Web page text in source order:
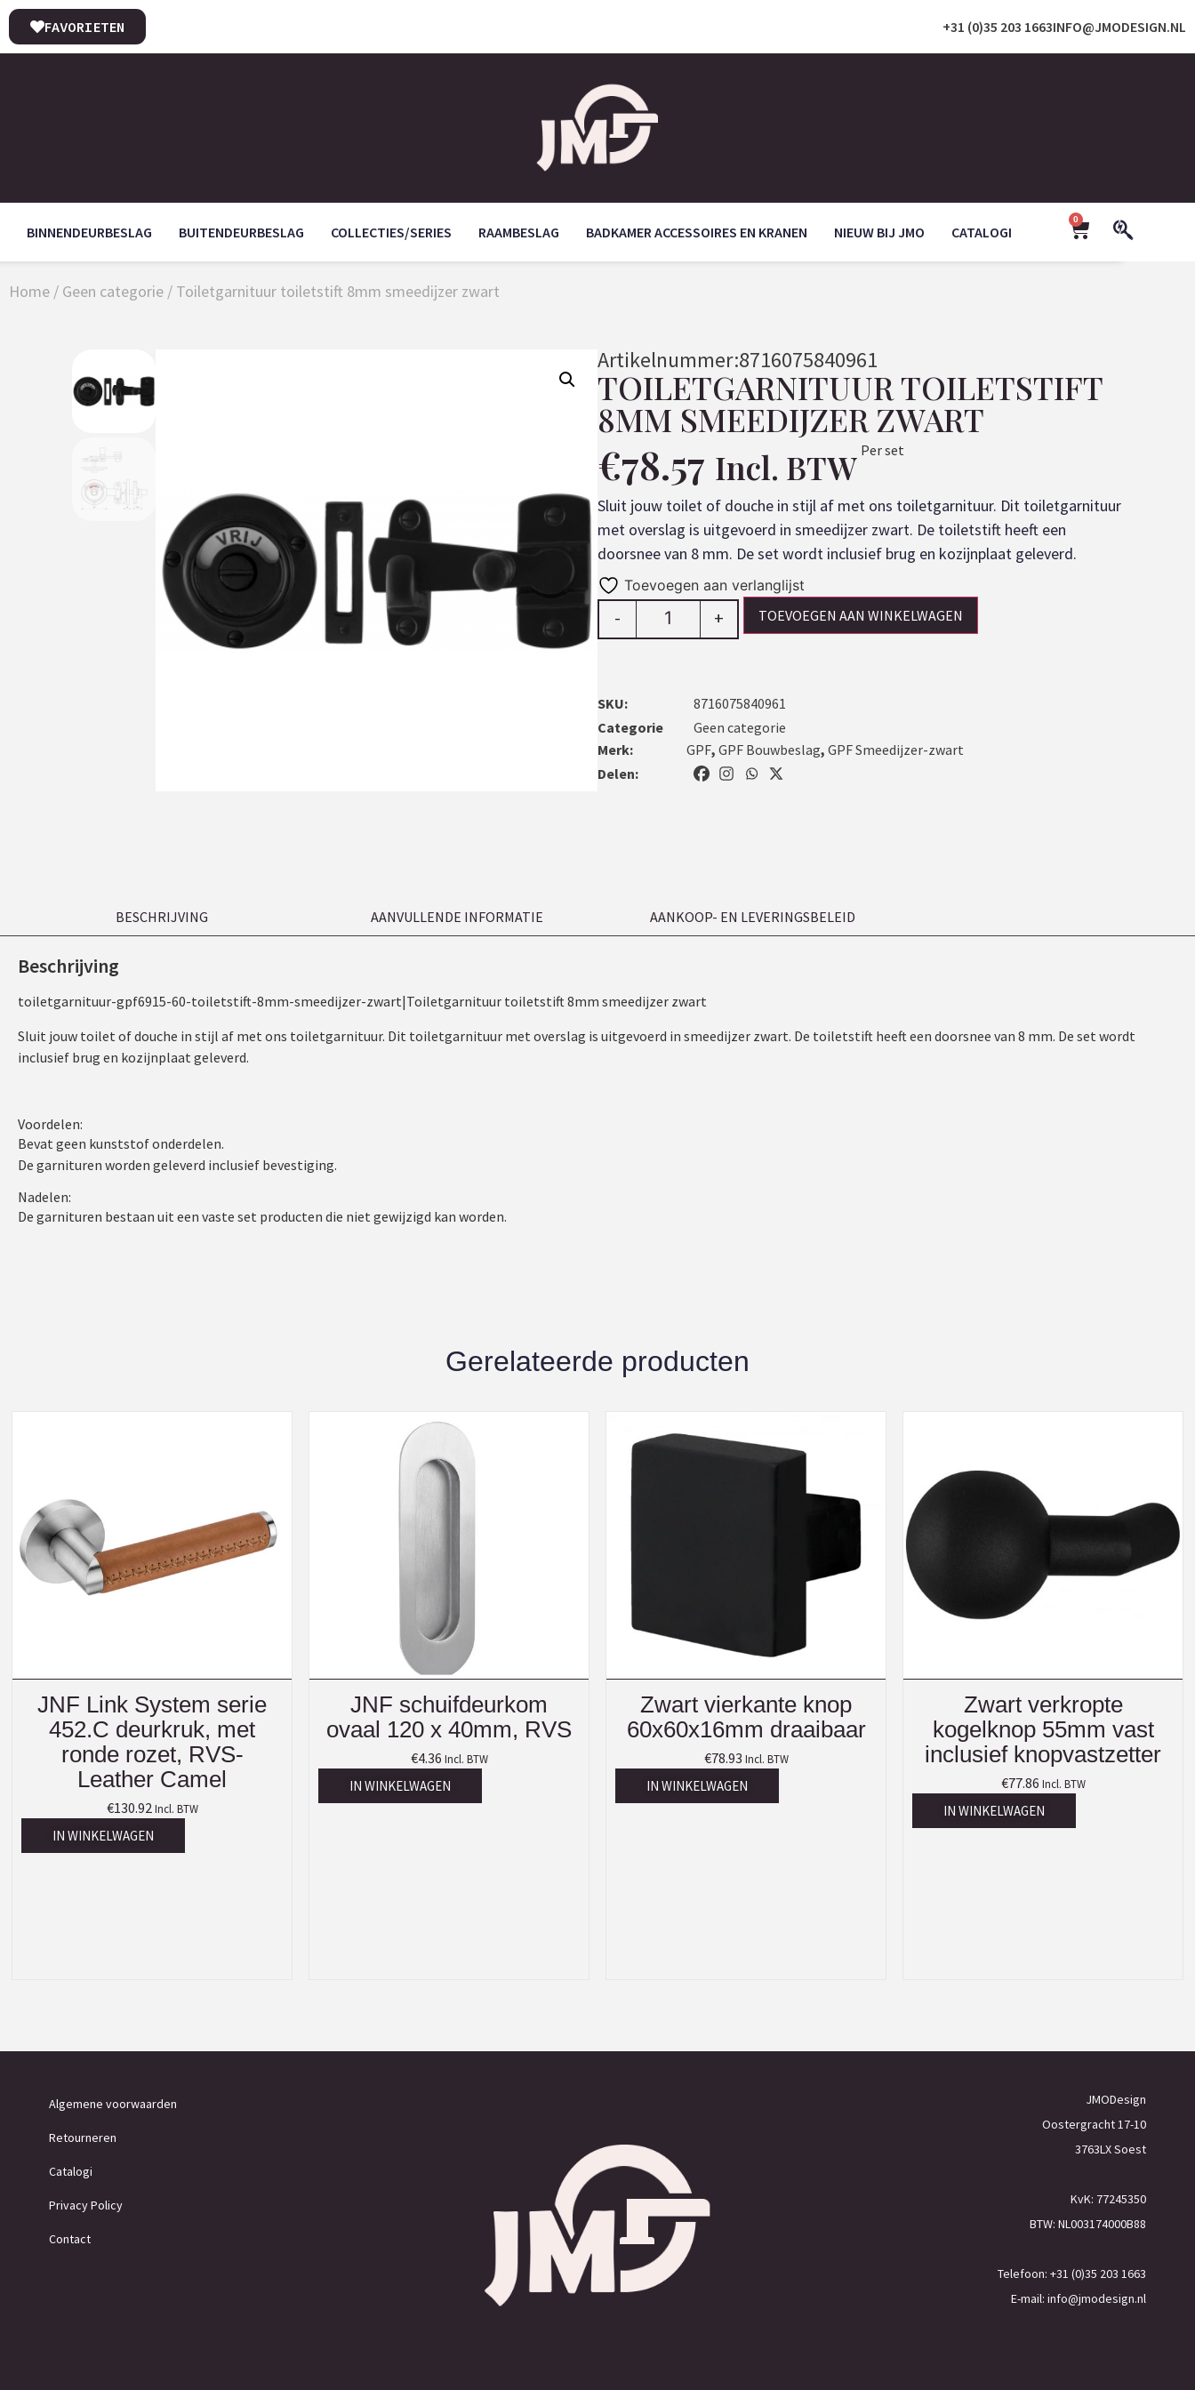
INFO@JMODESIGN.NL
+31 (0)35 203 1663
FAVORIETEN
BINNENDEURBESLAG BUITENDEURBESLAG COLLECTIES/SERIES RAAMBESLAG BADKAMER ACCESSOIRES EN KRANEN NIEUW BIJ JMO CATALOGI
0
Home / Geen categorie / Toiletgarnituur toiletstift 8mm smeedijzer zwart
Artikelnummer:8716075840961
TOILETGARNITUUR TOILETSTIFT
8MM SMEEDIJZER ZWART
€78.57 Incl. BTW Per set
Sluit jouw toilet of douche in stijl af met ons toiletgarnituur. Dit toiletgarnituur
met overslag is uitgevoerd in smeedijzer zwart. De toiletstift heeft een
doorsnee van 8 mm. De set wordt inclusief brug en kozijnplaat geleverd.
Toevoegen aan verlanglijst
- + TOEVOEGEN AAN WINKELWAGEN
SKU:
8716075840961
Categorie
Geen categorie
Merk:
GPF, GPF Bouwbeslag, GPF Smeedijzer-zwart
Delen:
BESCHRIJVING AANVULLENDE INFORMATIE AANKOOP- EN LEVERINGSBELEID
Beschrijving
toiletgarnituur-gpf6915-60-toiletstift-8mm-smeedijzer-zwart|Toiletgarnituur toiletstift 8mm smeedijzer zwart
Sluit jouw toilet of douche in stijl af met ons toiletgarnituur. Dit toiletgarnituur met overslag is uitgevoerd in smeedijzer zwart. De toiletstift heeft een doorsnee van 8 mm. De set wordt
inclusief brug en kozijnplaat geleverd.
Voordelen:
Bevat geen kunststof onderdelen.
De garnituren worden geleverd inclusief bevestiging.
Nadelen:
De garnituren bestaan uit een vaste set producten die niet gewijzigd kan worden.
Gerelateerde producten
JNF Link System serie
452.C deurkruk, met
ronde rozet, RVS-
Leather Camel
€130.92 Incl. BTW
IN WINKELWAGEN
JNF schuifdeurkom
ovaal 120 x 40mm, RVS
€4.36 Incl. BTW
IN WINKELWAGEN
Zwart vierkante knop
60x60x16mm draaibaar
€78.93 Incl. BTW
IN WINKELWAGEN
Zwart verkropte
kogelknop 55mm vast
inclusief knopvastzetter
€77.86 Incl. BTW
IN WINKELWAGEN
Algemene voorwaarden
Retourneren
Catalogi
Privacy Policy
Contact
JMODesign
Oostergracht 17-10
3763LX Soest
KvK: 77245350
BTW: NL003174000B88
Telefoon: +31 (0)35 203 1663
E-mail: info@jmodesign.nl